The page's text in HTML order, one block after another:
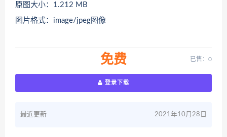
原图大小：1.212 MB
图片格式：image/jpeg图像
免费 已售：0
登录下载
最近更新 2021年10月28日